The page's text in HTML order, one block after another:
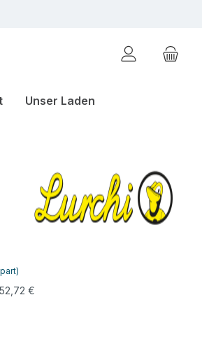
Unser Laden
€